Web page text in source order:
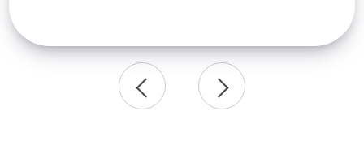
Slrlounge